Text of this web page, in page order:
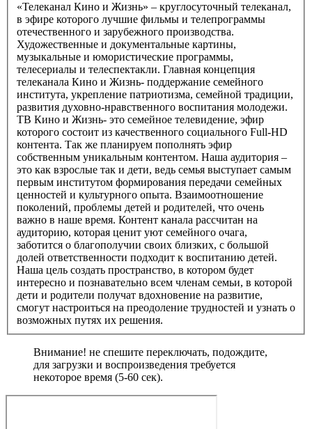
«Телеканал Кино и Жизнь» – круглосуточный телеканал,
в эфире которого лучшие фильмы и телепрограммы
отечественного и зарубежного производства.
Художественные и документальные картины,
музыкальные и юмористические программы,
телесериалы и телеспектакли. Главная концепция
телеканала Кино и Жизнь- поддержание семейного
института, укрепление патриотизма, семейной традиции,
развития духовно-нравственного воспитания молодежи.
ТВ Кино и Жизнь- это семейное телевидение, эфир
которого состоит из качественного социального Full-HD
контента. Так же планируем пополнять эфир
собственным уникальным контентом. Наша аудитория –
это как взрослые так и дети, ведь семья выступает самым
первым институтом формирования передачи семейных
ценностей и культурного опыта. Взаимоотношение
поколений, проблемы детей и родителей, что очень
важно в наше время. Контент канала рассчитан на
аудиторию, которая ценит уют семейного очага,
заботится о благополучии своих близких, с большой
долей ответственности подходит к воспитанию детей.
Наша цель создать пространство, в котором будет
интересно и познавательно всем членам семьи, в которой
дети и родители получат вдохновение на развитие,
смогут настроиться на преодоление трудностей и узнать о
возможных путях их решения.
Внимание! не спешите переключать, подождите,
для загрузки и воспроизведения требуется
некоторое время (5-60 сек).